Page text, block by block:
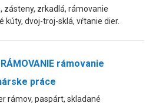
zásteny, zrkadlá, rámovanie
kúty, dvoj-troj-sklá, vŕtanie dier.
rámovanie
práce
rámov, paspárt, skladané